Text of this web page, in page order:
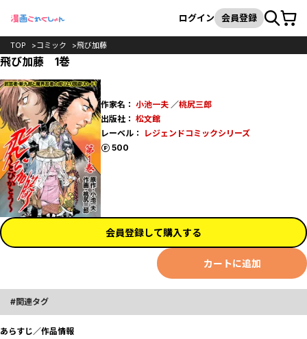
検索
ログイン 会員登録カート
TOP コミック 飛び加藤
飛び加藤 1巻
作家名： 小池一夫／桃尻三郎
出版社： 松文館
レーベル：
レジェンドコミックシリーズ
500
ポイント
会員登録して購入する
カートに追加
関連タグ
あらすじ／作品情報